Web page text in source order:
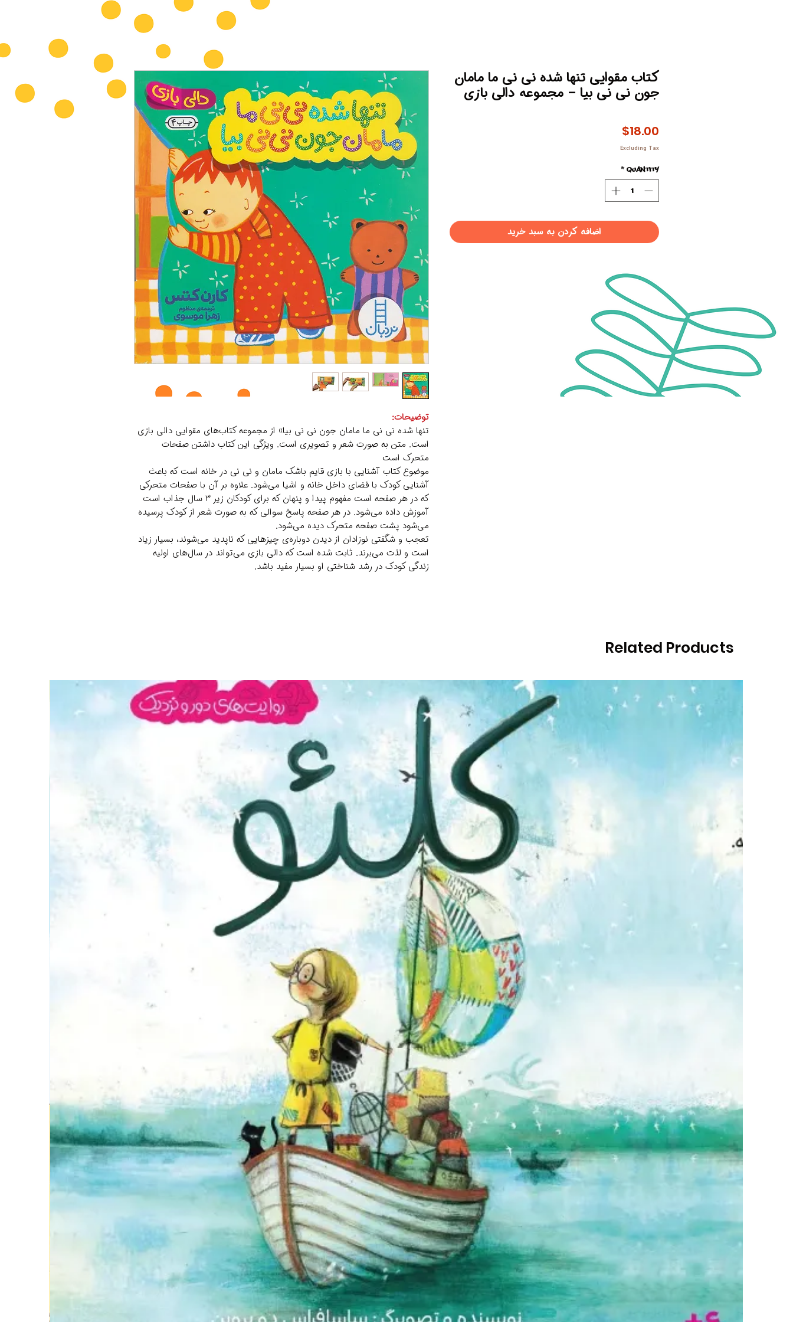
توضیحات:
تنها شده نی نی ما مامان جون نی نی بیا» از مجموعه کتاب‌های مقوایی دالی بازی
است. متن به صورت شعر و تصویری است. ویژگی این کتاب داشتن صفحات
متحرک است
موضوع کتاب آشنایی با بازی قایم باشک مامان و نی نی در خانه است که باعث
آشنایی کودک با فضای داخل خانه و اشیا می‌شود. علاوه بر آن با صفحات متحرکی
که در هر صفحه است مفهوم پیدا و پنهان که برای کودکان زیر ۳ سال جذاب است
آموزش داده می‌شود. در هر صفحه پاسخ سوالی که به صورت شعر از کودک پرسیده
می‌شود پشت صفحه متحرک دیده می‌شود.
تعجب و شگفتی نوزادان از دیدن دوباره‌ی چیزهایی که ناپدید می‌شوند، بسیار زیاد
است و لذت می‌برند. ثابت شده است که دالی بازی می‌تواند در سال‌های اولیه
زندگی کودک در رشد شناختی او بسیار مفید باشد.
کتاب مقوایی تنها شده نی نی ما مامان
جون نی نی بیا – مجموعه دالی بازی
$18.00
Excluding Tax
Quantity
*
اضافه کردن به سبد خرید
Related Products